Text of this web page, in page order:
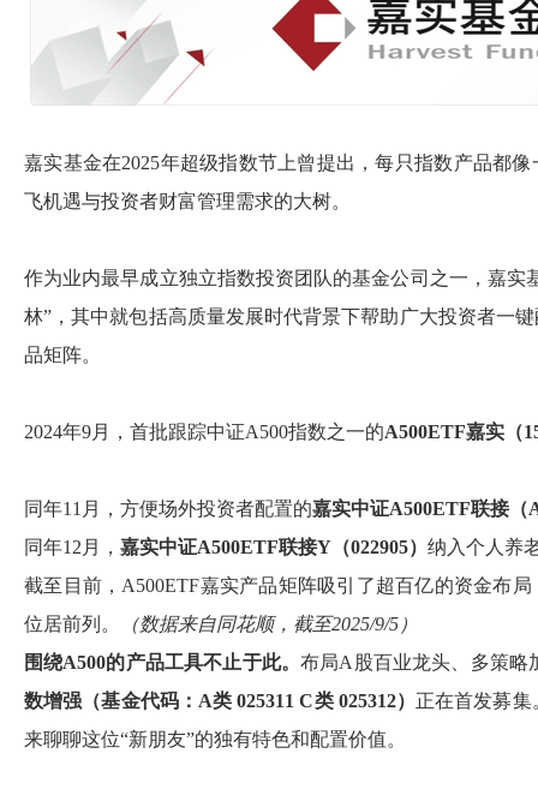
嘉实基金在2025年超级指数节上曾提出，每只指数产品都
飞机遇与投资者财富管理需求的大树。
作为业内最早成立独立指数投资团队的基金公司之一，嘉实
林”，其中就包括高质量发展时代背景下帮助广大投资者一
品矩阵。
2024年9月，首批跟踪中证A500指数之一的A500ETF嘉实（
同年11月，方便场外投资者配置的嘉实中证A500ETF联接（
同年12月， 嘉实中证A500ETF联接Y （022905） 纳入个人养
截至目前，A500ETF嘉实产品矩阵吸引了超百亿的资金布
位居前列。
（数据来自同花顺，截至2025/9/5）
围绕A500的产品工具不止于此。布局A股百业龙头、多策略
数增强（基金代码： A类025311 C类 025312） 正在首发募集
来聊聊这位“新朋友”的独有特色和配置价值。